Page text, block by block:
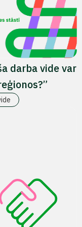
darba vide var